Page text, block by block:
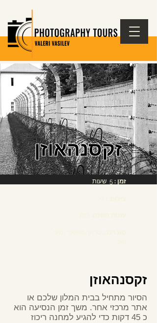
זקסנהאוזן
זמן : 5 שעות
זקסנהאוזן
הסיור מתחיל בבית המלון שלכם או
אתר מרכזי אחר. משך זמן הנסיעה הוא
כ 45 דקות כדי להגיע למחנה ריכוז